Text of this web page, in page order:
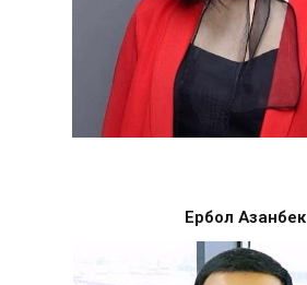
Ербол Азанбек